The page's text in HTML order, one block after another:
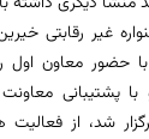
با حضور معاون
پشتیبانی
شد، از